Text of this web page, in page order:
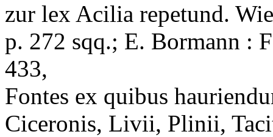
zur lex Acilia repetund.
p. 272 sqq.; E. Bormann :
433,
Fontes ex quibus
Ciceronis, Livii, Plinii,